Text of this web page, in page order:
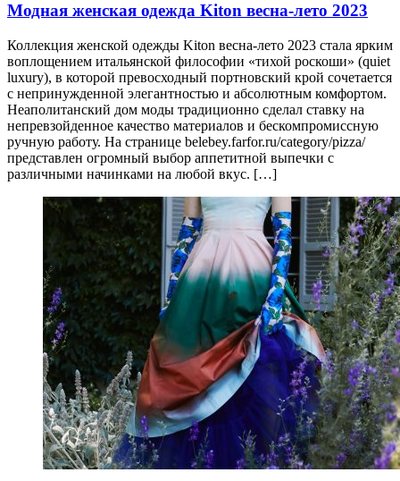
Модная женская одежда Kiton весна-лето 2023
Коллекция женской одежды Kiton весна-лето 2023 стала ярким
воплощением итальянской философии «тихой роскоши» (quiet
luxury), в которой превосходный портновский крой сочетается
с непринужденной элегантностью и абсолютным комфортом.
Неаполитанский дом моды традиционно сделал ставку на
непревзойденное качество материалов и бескомпромиссную
ручную работу. На странице belebey.farfor.ru/category/pizza/
представлен огромный выбор аппетитной выпечки с
различными начинками на любой вкус. […]